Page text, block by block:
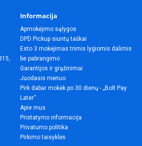
Informacija
Apmokėjimo sąlygos
DPD Pickup siuntų taškai
Esto 3 mokėjimas trimis lygiomis dalimis
be pabrangimo
Garantijos ir grąžinimai
Juodasis mėnuo
Pirk dabar mokėk po 30 dienų - „Bolt Pay
Later“
Apie mus
Pristatymo informacija
Privatumo politika
Pirkimo taisyklės